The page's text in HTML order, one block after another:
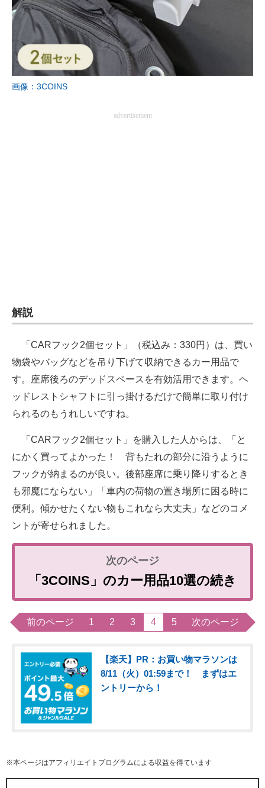
画像：3COINS
advertisement
解説
「CARフック2個セット」（税込み：330円）は、買い
物袋やバッグなどを吊り下げて収納できるカー用品で
す。座席後ろのデッドスペースを有効活用できます。ヘ
ッドレストシャフトに引っ掛けるだけで簡単に取り付け
られるのもうれしいですね。
「CARフック2個セット」を購入した人からは、「と
にかく買ってよかった！ 背もたれの部分に沿うように
フックが納まるのが良い。後部座席に乗り降りするとき
も邪魔にならない」「車内の荷物の置き場所に困る時に
便利。傾かせたくない物もこれなら大丈夫」などのコメ
ントが寄せられました。
「3COINS」のカー用品10選の続き
前のページ 1 2 3 4 5 次のページ
【楽天】PR：お買い物マラソンは
8/11（火）01:59まで！ まずはエ
ントリーから！
※本ページはアフィリエイトプログラムによる収益を得ています